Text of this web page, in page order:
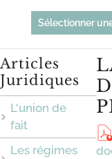
Sélectionner
Articles
Juridiques
L'union de
fait
Les régimes